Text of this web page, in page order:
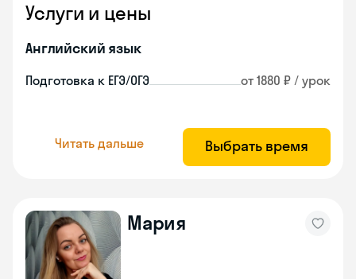
Услуги и цены
Английский язык
Подготовка к ЕГЭ/ОГЭ от 1880 ₽ / урок
Читать дальше Выбрать время
Мария